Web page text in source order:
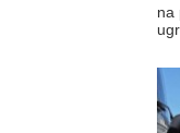
na